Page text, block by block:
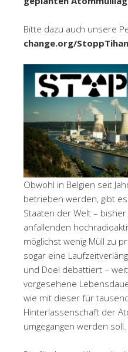
Bitte dazu auch unsere
change.org/
Obwohl in Belgien seit
betrieben werden, gibt
Staaten der Welt –
anfallenden
möglichst wenig Müll zu
sogar eine
und Doel debattiert –
vorgesehene
wie mit dieser für
Hinterlassenschaft der
umgegangen werden soll.